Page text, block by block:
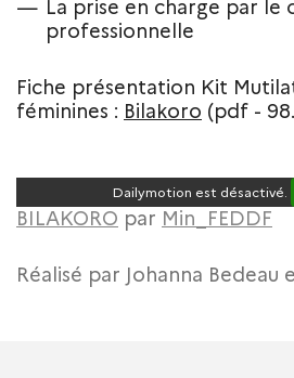
La prise en charge par le
professionnelle
Fiche présentation Kit
féminines : Bilakoro (pdf -
Dailymotion est désactivé.
BILAKORO par Min_FEDDF
Réalisé par Johanna Bedeau